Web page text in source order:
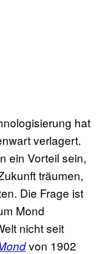
hat
verlagert.
ein Vorteil sein,
träumen,
Die Frage ist
Mond
nicht seit
von 1902